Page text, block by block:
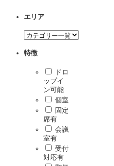
エリア
特徴
ドロ
ップイ
ン可能
個室
固定
席有
会議
室有
受付
対応有